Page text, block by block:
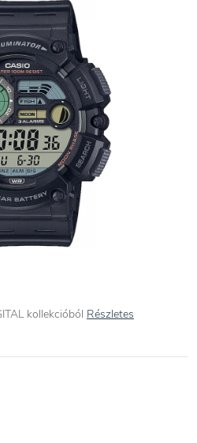
kollekcióból Részletes